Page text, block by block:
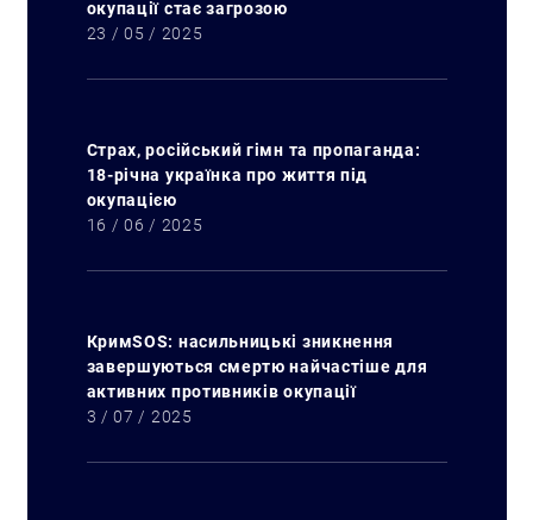
окупації стає загрозою
23 / 05 / 2025
Страх, російський гімн та пропаганда:
18-річна українка про життя під
окупацією
16 / 06 / 2025
КримSOS: насильницькі зникнення
завершуються смертю найчастіше для
активних противників окупації
3 / 07 / 2025